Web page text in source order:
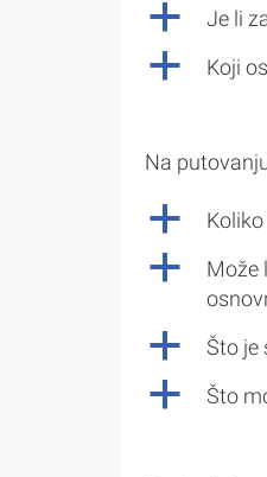
a Je li
a Koji
Na
a
a
Može
a Što je
a Što